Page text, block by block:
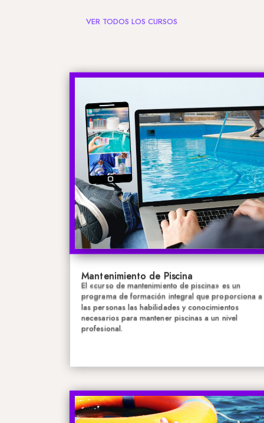
VER TODOS LOS CURSOS
Mantenimiento de Piscina
El «curso de mantenimiento de piscina» es un
programa de formación integral que proporciona a
las personas las habilidades y conocimientos
necesarios para mantener piscinas a un nivel
profesional.